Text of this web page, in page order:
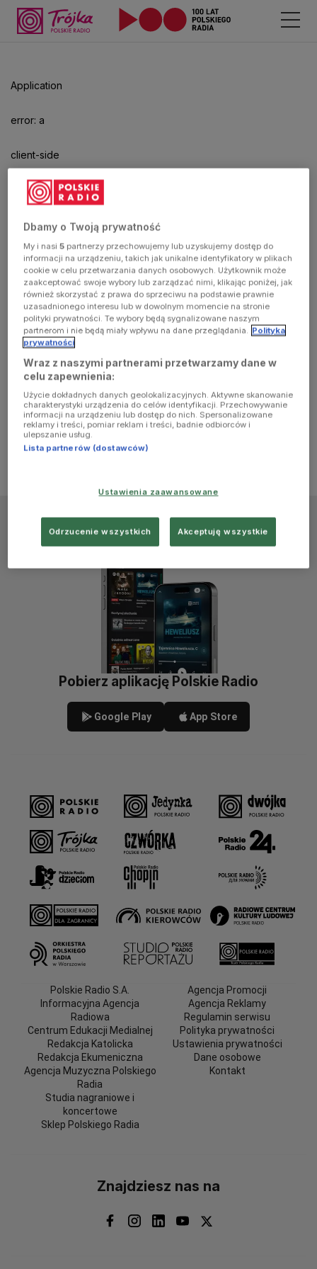
Application
error: a
client-side
exception
has
occurred
(see the
browser
console for
more
information)
aby
odtwarzać.
Pobierz aplikację Polskie Radio
Google Play App Store
Polskie Radio S.A.
Informacyjna Agencja
Radiowa
Centrum Edukacji Medialnej
Redakcja Katolicka
Redakcja Ekumeniczna
Agencja Muzyczna Polskiego
Radia
Studia nagraniowe i
koncertowe
Sklep Polskiego Radia
Agencja Promocji
Agencja Reklamy
Regulamin serwisu
Polityka prywatności
Ustawienia prywatności
Dane osobowe
Kontakt
Znajdziesz nas na
Dbamy o Twoją prywatność
My i nasi5 partnerzy przechowujemy lub uzyskujemy dostęp do
informacji na urządzeniu, takich jak unikalne identyfikatory w plikach
cookie w celu przetwarzania danych osobowych. Użytkownik może
zaakceptować swoje wybory lub zarządzać nimi, klikając poniżej, jak
również skorzystać z prawa do sprzeciwu na podstawie prawnie
uzasadnionego interesu lub w dowolnym momencie na stronie
polityki prywatności. Te wybory będą sygnalizowane naszym
partnerom i nie będą miały wpływu na dane przeglądania. Polityka
prywatności
Wraz z naszymi partnerami przetwarzamy dane w
celu zapewnienia:
Użycie dokładnych danych geolokalizacyjnych. Aktywne skanowanie
charakterystyki urządzenia do celów identyfikacji. Przechowywanie
informacji na urządzeniu lub dostęp do nich. Spersonalizowane
reklamy i treści, pomiar reklam i treści, badnie odbiorców i
ulepszanie usług.
Lista partnerów (dostawców)
Ustawienia zaawansowane
Odrzucenie wszystkich Akceptuję wszystkie